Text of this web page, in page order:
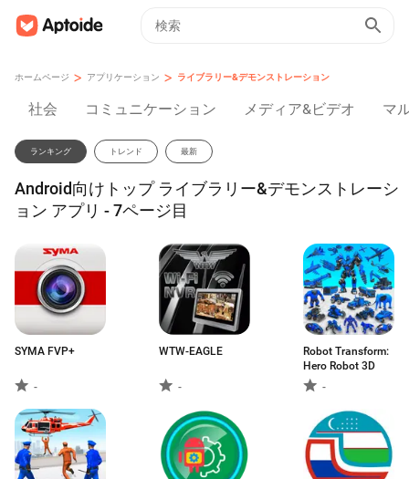
ホームページ > アプリケーション > ライブラリー&デモンストレーション
社会 コミュニケーション メディア&ビデオ マ
ランキング トレンド 最新
Android向けトップ ライブラリー&デモンストレーシ
ョン アプリ - 7ページ目
SYMA FVP+
-
WTW-EAGLE
-
Robot Transform:
Hero Robot 3D
-